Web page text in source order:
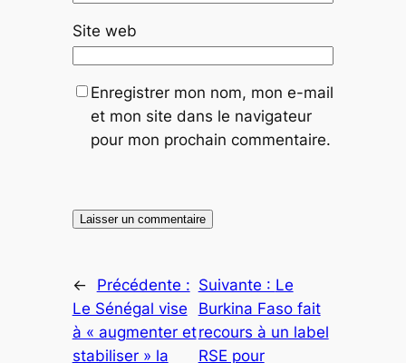
Site web
Enregistrer mon nom, mon e-mail
et mon site dans le navigateur
pour mon prochain commentaire.
←
Précédente :
Le Sénégal vise
à « augmenter et
stabiliser » la
Suivante : Le
Burkina Faso fait
recours à un label
RSE pour